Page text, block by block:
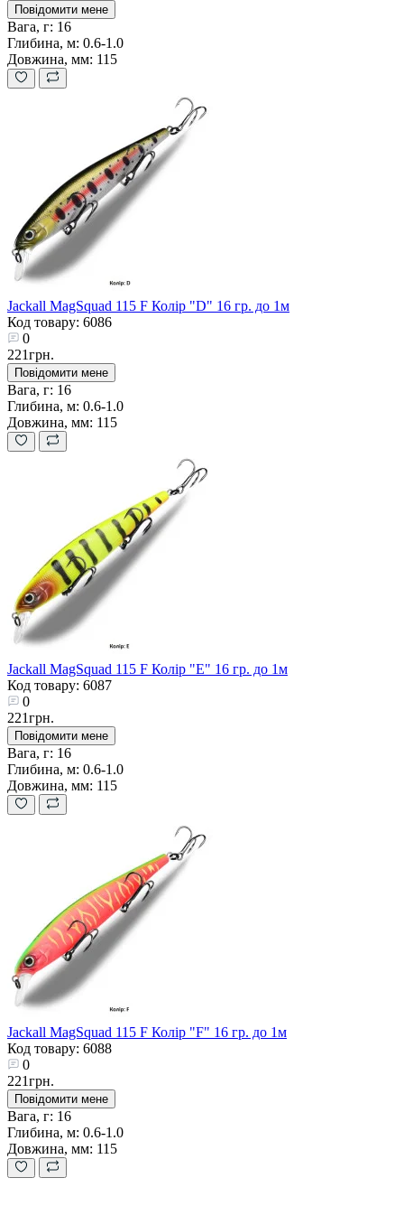
Повідомити мене
Вага, г: 16
Глибина, м: 0.6-1.0
Довжина, мм: 115
Jackall MagSquad 115 F Колір "D" 16 гр. до 1м
Код товару: 6086
0
221грн.
Повідомити мене
Вага, г: 16
Глибина, м: 0.6-1.0
Довжина, мм: 115
Jackall MagSquad 115 F Колір "E" 16 гр. до 1м
Код товару: 6087
0
221грн.
Повідомити мене
Вага, г: 16
Глибина, м: 0.6-1.0
Довжина, мм: 115
Jackall MagSquad 115 F Колір "F" 16 гр. до 1м
Код товару: 6088
0
221грн.
Повідомити мене
Вага, г: 16
Глибина, м: 0.6-1.0
Довжина, мм: 115